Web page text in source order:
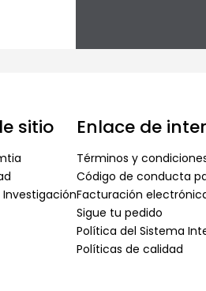
sitio
Investigación
Enlace de
Términos y
Código de conducta
Facturación
Sigue tu pedido
Política del Sistema
Políticas de calidad